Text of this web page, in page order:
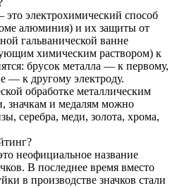
электрохимический способ
алюминия) и их защиты от
гальванической ванне
химическим раствором) к
брусок металла — к первому,
— к другому электроду.
обработке металлическим
значкам и медалям можно
серебра, меди, золота, хрома,
неофициальное название
В последнее время вместо
в производстве значков стали